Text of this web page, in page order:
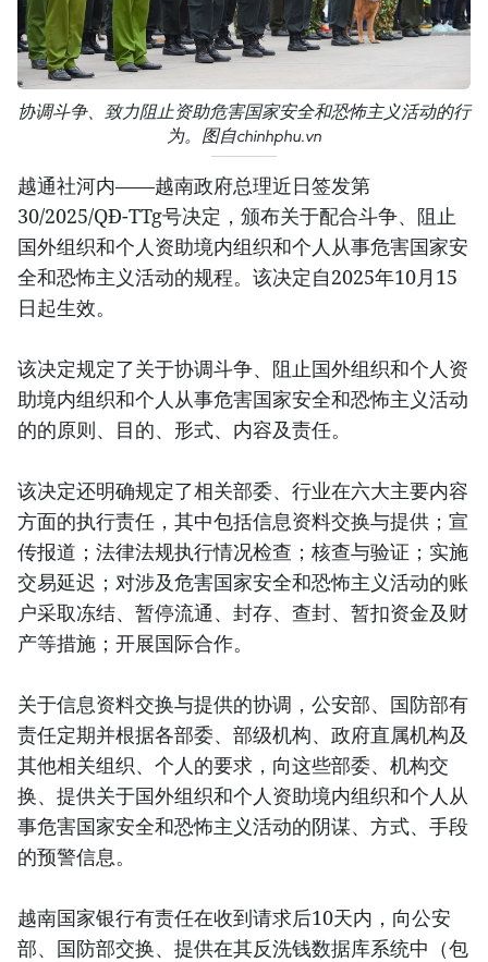
协调斗争、致力阻止资助危害国家安全和恐怖主义活动的行
为。图自chinhphu.vn
越通社河内——越南政府总理近日签发第
30/2025/QĐ-TTg号决定，颁布关于配合斗争、阻止
国外组织和个人资助境内组织和个人从事危害国家安
全和恐怖主义活动的规程。该决定自2025年10月15
日起生效。
该决定规定了关于协调斗争、阻止国外组织和个人资
助境内组织和个人从事危害国家安全和恐怖主义活动
的的原则、目的、形式、内容及责任。
该决定还明确规定了相关部委、行业在六大主要内容
方面的执行责任，其中包括信息资料交换与提供；宣
传报道；法律法规执行情况检查；核查与验证；实施
交易延迟；对涉及危害国家安全和恐怖主义活动的账
户采取冻结、暂停流通、封存、查封、暂扣资金及财
产等措施；开展国际合作。
关于信息资料交换与提供的协调，公安部、国防部有
责任定期并根据各部委、部级机构、政府直属机构及
其他相关组织、个人的要求，向这些部委、机构交
换、提供关于国外组织和个人资助境内组织和个人从
事危害国家安全和恐怖主义活动的阴谋、方式、手段
的预警信息。
越南国家银行有责任在收到请求后10天内，向公安
部、国防部交换、提供在其反洗钱数据库系统中（包